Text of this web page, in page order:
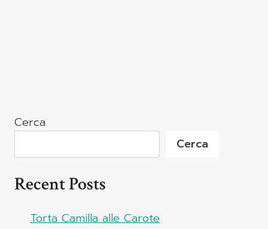
Cerca
Cerca
Recent Posts
Torta Camilla alle Carote